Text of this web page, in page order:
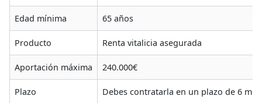
Edad mínima 65 años
Producto Renta vitalicia asegurada
Aportación máxima 240.000€
Plazo Debes contratarla en un plazo de 6